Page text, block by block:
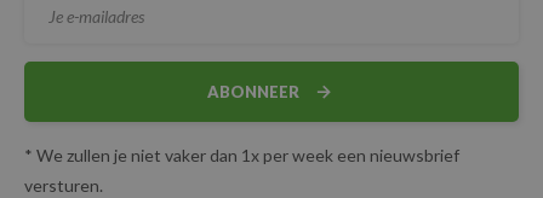
ABONNEER
* We zullen je niet vaker dan 1x per week een nieuwsbrief
versturen.